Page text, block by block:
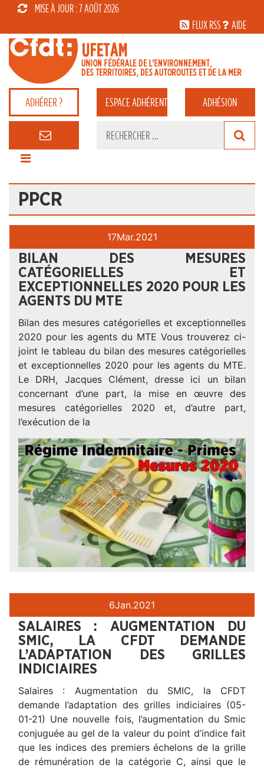
MISE À JOUR : 7 AOÛT 2026
FLUX RSS
AIDE
ADHÉRER ? ESPACEADHÉRENT ADHÉSION
PPCR
17Mar.2021
BILAN DES MESURES
CATÉGORIELLES ET
EXCEPTIONNELLES 2020 POUR LES
AGENTS DU MTE
Bilan des mesures catégorielles et exceptionnelles
2020 pour les agents du MTE Vous trouverez ci-
joint le tableau du bilan des mesures catégorielles
et exceptionnelles 2020 pour les agents du MTE.
Le DRH, Jacques Clément, dresse ici un bilan
concernant d’une part, la mise en œuvre des
mesures catégorielles 2020 et, d’autre part,
l’exécution de la
6Jan.2021
SALAIRES : AUGMENTATION DU
SMIC, LA CFDT DEMANDE
L’ADAPTATION DES GRILLES
INDICIAIRES
Salaires : Augmentation du SMIC, la CFDT
demande l’adaptation des grilles indiciaires (05-
01-21) Une nouvelle fois, l’augmentation du Smic
conjuguée au gel de la valeur du point d’indice fait
que les indices des premiers échelons de la grille
de rémunération de la catégorie C, ainsi que le